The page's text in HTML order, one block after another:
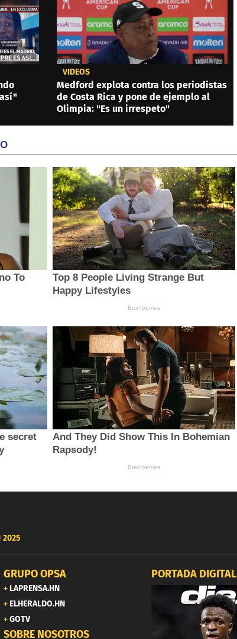
VIDEOS
Medford explota contra los periodistas
de Costa Rica y pone de ejemplo al
Olimpia: "Es un irrespeto"
2025
GRUPO OPSA
LAPRENSA.HN
ELHERALDO.HN
GOTV
SOBRE NOSOTROS
PORTADA DIGITAL